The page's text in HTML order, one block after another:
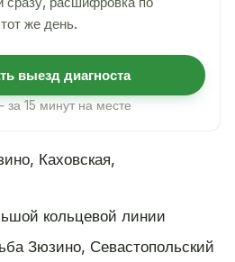
же день.
выезд диагноста
за 15 минут на месте
Каховская,
кольцевой линии
Зюзино, Севастопольский